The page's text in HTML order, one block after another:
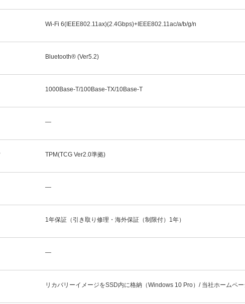
Wi-Fi 6(IEEE802.11ax)(2.4Gbps)+IEEE802.11ac/a/b/g/n
Bluetooth® (Ver5.2)
1000Base-T/100Base-TX/10Base-T
―
TPM(TCG Ver2.0準拠)
―
1年保証（引き取り修理・海外保証（制限付）1年）
―
リカバリーイメージをSSD内に格納（Windows 10 Pro）/ 当社ホームペー